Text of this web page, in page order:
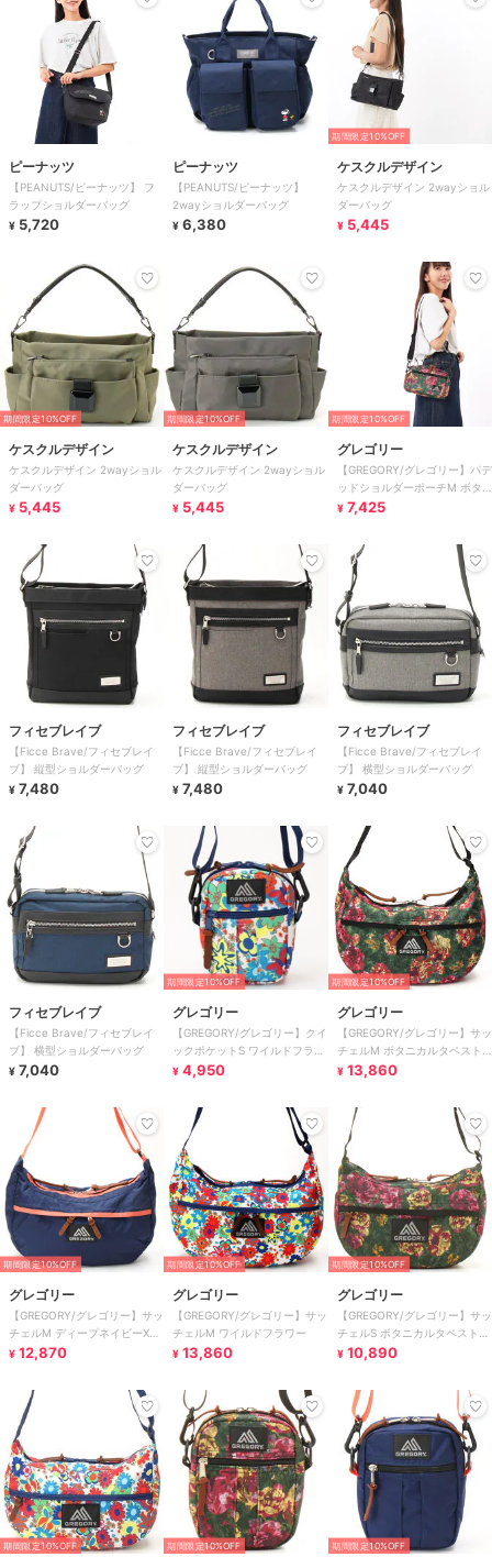
ピーナッツ
【PEANUTS/ピーナッツ】 フ
ラップショルダーバッグ
¥ 5,720
ピーナッツ
【PEANUTS/ピーナッツ】
2wayショルダーバッグ
¥ 6,380
期間限定10%OFF
ケスクルデザイン
ケスクルデザイン 2wayショル
ダーバッグ
¥ 5,445
期間限定10%OFF
ケスクルデザイン
ケスクルデザイン 2wayショル
ダーバッグ
¥ 5,445
期間限定10%OFF
ケスクルデザイン
ケスクルデザイン 2wayショル
ダーバッグ
¥ 5,445
期間限定10%OFF
グレゴリー
【GREGORY/グレゴリー】パデ
ッドショルダーポーチM ボタ
ニカルタペストリー
¥ 7,425
フィセブレイブ
【Ficce Brave/フィセブレイ
ブ】 縦型ショルダーバッグ
¥ 7,480
フィセブレイブ
【Ficce Brave/フィセブレイ
ブ】 縦型ショルダーバッグ
¥ 7,480
フィセブレイブ
【Ficce Brave/フィセブレイ
ブ】 横型ショルダーバッグ
¥ 7,040
フィセブレイブ
【Ficce Brave/フィセブレイ
ブ】 横型ショルダーバッグ
¥ 7,040
期間限定10%OFF
グレゴリー
【GREGORY/グレゴリー】クイ
ックポケットS ワイルドフラワ
ー
¥ 4,950
期間限定10%OFF
グレゴリー
【GREGORY/グレゴリー】サッ
チェルM ボタニカルタペスト
リー
¥ 13,860
期間限定10%OFF
グレゴリー
【GREGORY/グレゴリー】サッ
チェルM ディープネイビーXピ
ンク
¥ 12,870
期間限定10%OFF
グレゴリー
【GREGORY/グレゴリー】サッ
チェルM ワイルドフラワー
¥ 13,860
期間限定10%OFF
グレゴリー
【GREGORY/グレゴリー】サッ
チェルS ボタニカルタペストリ
ー
¥ 10,890
期間限定10%OFF 期間限定10%OFF 期間限定10%OFF